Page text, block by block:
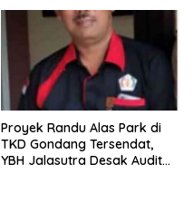
Proyek Randu Alas Park di
TKD Gondang Tersendat,
YBH Jalasutra Desak Audit